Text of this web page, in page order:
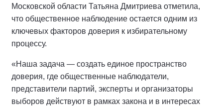
Московской области Татьяна Дмитриева отметила,
что общественное наблюдение остается одним из
ключевых факторов доверия к избирательному
процессу.
«Наша задача — создать единое пространство
доверия, где общественные наблюдатели,
представители партий, эксперты и организаторы
выборов действуют в рамках закона и в интересах